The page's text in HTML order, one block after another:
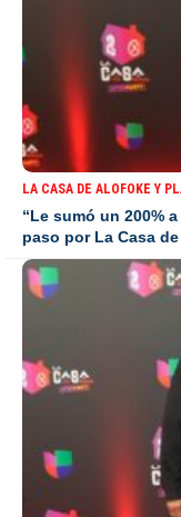
LA CASA DE ALOFOKE Y
“Le sumó un 200%
paso por La Casa